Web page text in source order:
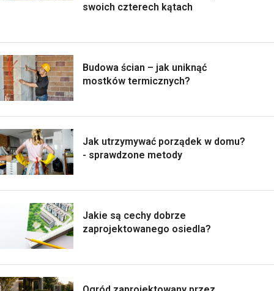
swoich czterech kątach
Budowa ścian – jak uniknąć
mostków termicznych?
Jak utrzymywać porządek w domu?
- sprawdzone metody
Jakie są cechy dobrze
zaprojektowanego osiedla?